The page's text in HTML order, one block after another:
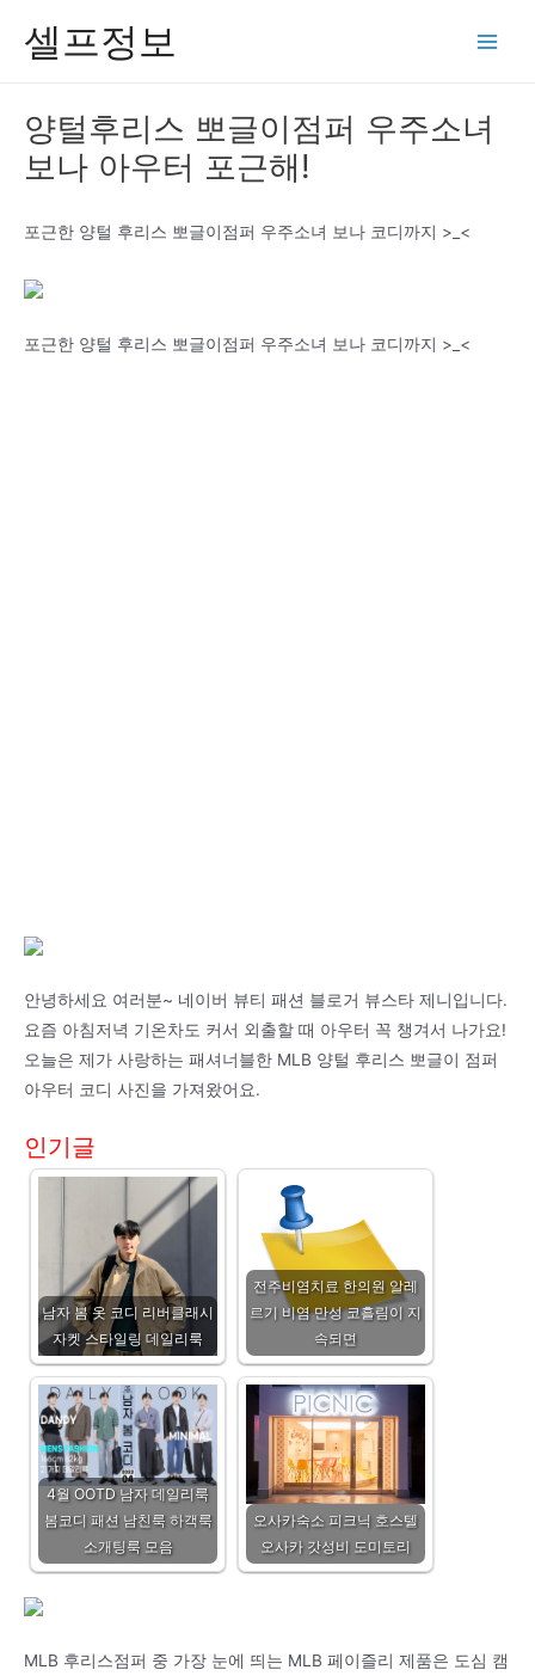
셀프정보
양털후리스 뽀글이점퍼 우주소녀
보나 아우터 포근해!
포근한 양털 후리스 뽀글이점퍼 우주소녀 보나 코디까지 >_<
포근한 양털 후리스 뽀글이점퍼 우주소녀 보나 코디까지 >_<
안녕하세요 여러분~ 네이버 뷰티 패션 블로거 뷰스타 제니입니다.
요즘 아침저녁 기온차도 커서 외출할 때 아우터 꼭 챙겨서 나가요!
오늘은 제가 사랑하는 패셔너블한 MLB 양털 후리스 뽀글이 점퍼
아우터 코디 사진을 가져왔어요.
인기글
남자 봄 옷 코디 리버클래시
자켓 스타일링 데일리룩
전주비염치료 한의원 알레
르기 비염 만성 코흘림이 지
속되면
4월 OOTD 남자 데일리룩
봄코디 패션 남친룩 하객룩
소개팅룩 모음
오사카숙소 피크닉 호스텔
오사카 갓성비 도미토리
MLB 후리스점퍼 중 가장 눈에 띄는 MLB 페이즐리 제품은 도심 캠